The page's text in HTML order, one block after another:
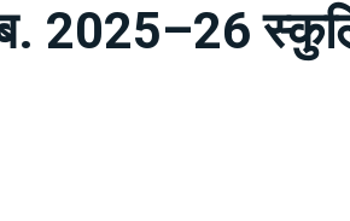
2025–26